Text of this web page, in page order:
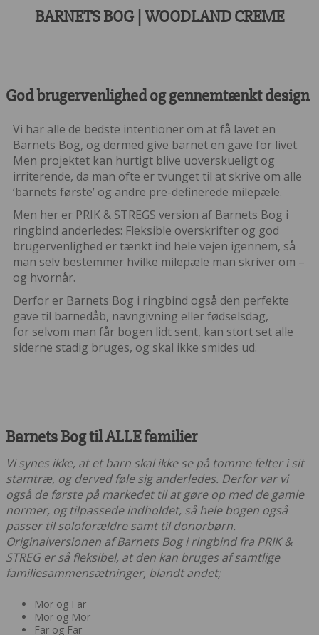
BARNETS BOG | WOODLAND CREME
God brugervenlighed og gennemtænkt design
Vi har alle de bedste intentioner om at få lavet en
Barnets Bog, og dermed give barnet en gave for livet.
Men projektet kan hurtigt blive uoverskueligt og
irriterende, da man ofte er tvunget til at skrive om alle
‘barnets første’ og andre pre-definerede milepæle.
Men her er PRIK & STREGS version af Barnets Bog i
ringbind anderledes: Fleksible overskrifter og god
brugervenlighed er tænkt ind hele vejen igennem, så
man selv bestemmer hvilke milepæle man skriver om –
og hvornår.
Derfor er Barnets Bog i ringbind også den perfekte
gave til barnedåb, navngivning eller fødselsdag,
for selvom man får bogen lidt sent, kan stort set alle
siderne stadig bruges, og skal ikke smides ud.
Barnets Bog til ALLE familier
Vi synes ikke, at et barn skal ikke se på tomme felter i sit
stamtræ, og derved føle sig anderledes. Derfor var vi
også de første på markedet til at gøre op med de gamle
normer, og tilpassede indholdet, så hele bogen også
passer til soloforældre samt til donorbørn.
Originalversionen af Barnets Bog i ringbind fra PRIK &
STREG er så fleksibel, at den kan bruges af samtlige
familiesammensætninger, blandt andet;
Mor og Far
Mor og Mor
Far og Far